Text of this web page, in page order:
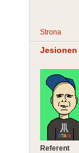
Strona
Jesionen
Referent